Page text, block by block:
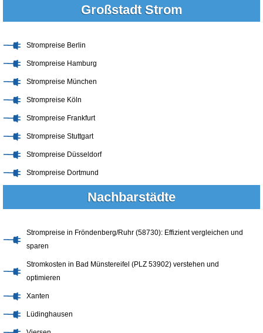
Großstadt Strom
Strompreise Berlin
Strompreise Hamburg
Strompreise München
Strompreise Köln
Strompreise Frankfurt
Strompreise Stuttgart
Strompreise Düsseldorf
Strompreise Dortmund
Nachbarstädte
Strompreise in Fröndenberg/Ruhr (58730): Effizient vergleichen und
sparen
Stromkosten in Bad Münstereifel (PLZ 53902) verstehen und
optimieren
Xanten
Lüdinghausen